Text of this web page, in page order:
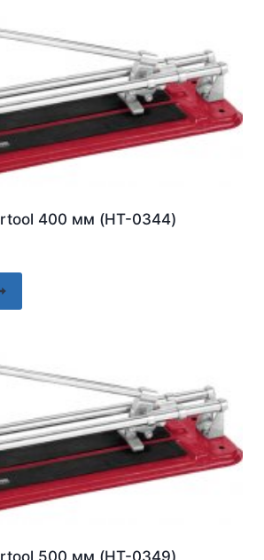
400 мм (HT-0344)
500 мм (HT-0349)